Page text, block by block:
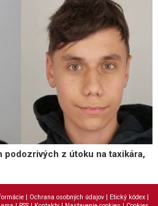
podozrivých z útoku na taxikára,
| Ochrana osobných údajov | Etický kódex |